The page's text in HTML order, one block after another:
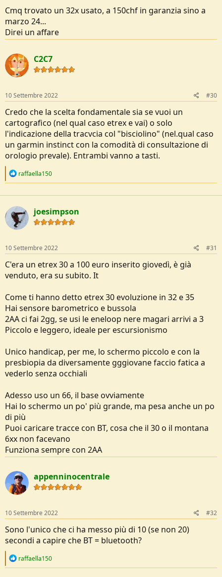
Cmq trovato un 32x usato, a 150chf in garanzia sino a
marzo 24...
Direi un affare
C2C7
10 Settembre 2022 #30
Credo che la scelta fondamentale sia se vuoi un
cartografico (nel qual caso etrex e vai) o solo
l'indicazione della tracvcia col "bisciolino" (nel.qual caso
un garmin instinct con la comodità di consultazione di
orologio prevale). Entrambi vanno a tasti.
R
c
t
i
o
n
raffaella150
joesimpson
10 Settembre 2022 #31
C'era un etrex 30 a 100 euro inserito giovedì, è già
venduto, era su subito. It
Come ti hanno detto etrex 30 evoluzione in 32 e 35
Hai sensore barometrico e bussola
2AA ci fai 2gg, se usi le eneloop nere magari arrivi a 3
Piccolo e leggero, ideale per escursionismo
Unico handicap, per me, lo schermo piccolo e con la
presbiopia da diversamente gggiovane faccio fatica a
vederlo senza occhiali
Adesso uso un 66, il base ovviamente
Hai lo schermo un po' più grande, ma pesa anche un po
di più
Puoi caricare tracce con BT, cosa che il 30 o il montana
6xx non facevano
Funziona sempre con 2AA
appenninocentrale
10 Settembre 2022 #32
Sono l'unico che ci ha messo più di 10 (se non 20)
secondi a capire che BT = bluetooth?
R
raffaella150